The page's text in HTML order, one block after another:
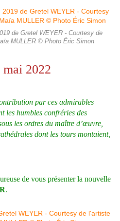
de Gretel WEYER - Courtesy de
MULLER © Photo Éric Simon
2022
par ces admirables
les humbles confréries des
les ordres du maître d’œuvre,
dont les tours montaient,
de vous présenter la nouvelle
.